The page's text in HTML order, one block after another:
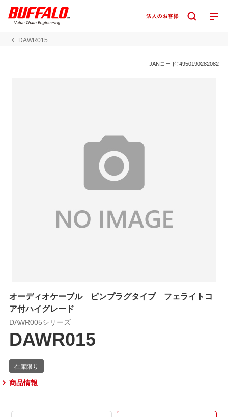
DAWR015
JANコード：4950190282082
オーディオケーブル ピンプラグタイプ フェライトコ
ア付ハイグレード
DAWR005シリーズ
DAWR015
商品情報